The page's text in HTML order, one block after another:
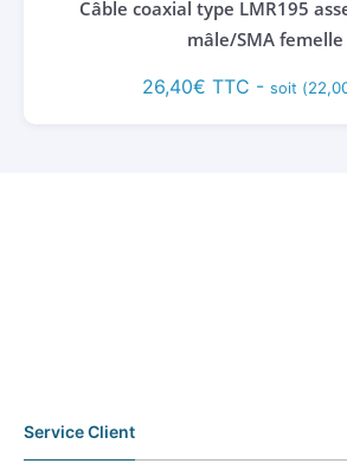
Câble coaxial type LMR195
mâle/SMA femelle
26,40€ TTC - soit (
Service Client